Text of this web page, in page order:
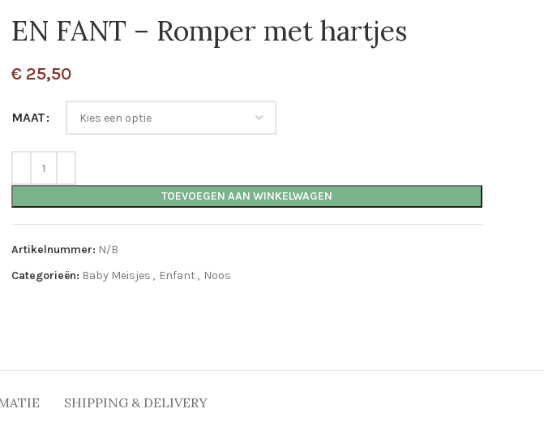
EN FANT – Romper met hartjes
€ 25,50
MAAT
TOEVOEGEN AAN WINKELWAGEN
Artikelnummer: N/B
Categorieën: Baby Meisjes , Enfant , Noos
SHIPPING & DELIVERY